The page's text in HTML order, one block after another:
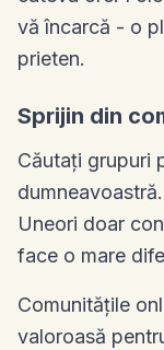
vă încarcă - o
prieten.
Sprijin din
Căutați grupuri
Uneori doar
face o mare
Comunitățile
valoroasă